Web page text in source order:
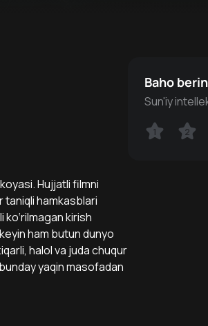
Hujjatli filmni
hamkasblari
kirish
ham butun dunyo
halol va juda chuqur
yaqin masofadan
Baho
Sun'iy
1 2
1 2